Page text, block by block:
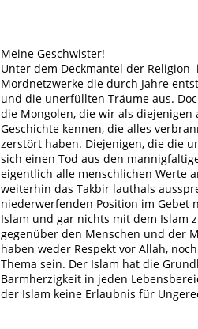
Meine Geschwister!
Unter dem Deckmantel der
Mordnetzwerke die durch Jahre
und die unerfüllten Träume aus.
die Mongolen, die wir als
Geschichte kennen, die alles
zerstört haben. Diejenigen, die die
sich einen Tod aus den
eigentlich alle menschlichen Werte
weiterhin das Takbir lauthals
niederwerfenden Position im Gebet
Islam und gar nichts mit dem Islam
gegenüber den Menschen und der
haben weder Respekt vor Allah,
Thema sein. Der Islam hat die
Barmherzigkeit in jeden
der Islam keine Erlaubnis für